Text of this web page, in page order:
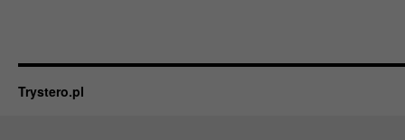
Trystero.pl